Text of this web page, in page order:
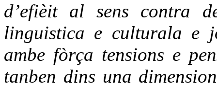
d’efièit al sens contra
linguistica e culturala e
ambe fòrça tensions e
tanben dins una